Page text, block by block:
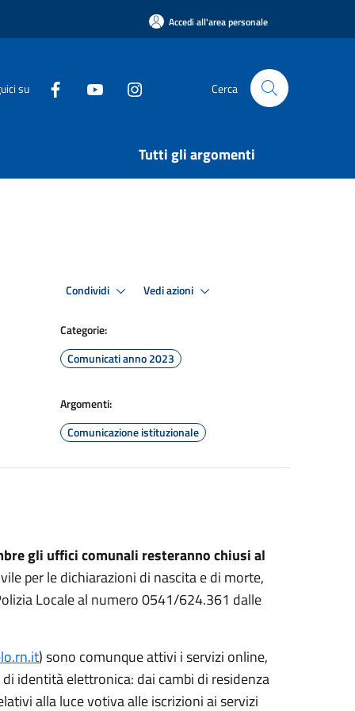
Accedi all'area personale
su Cerca
Tutti gli argomenti
Condividi Vedi azioni
Categorie:
Comunicati anno 2023
Argomenti:
Comunicazione istituzionale
gli uffici comunali resteranno chiusi al
per le dichiarazioni di nascita e di morte,
Locale al numero 0541/624.361 dalle
) sono comunque attivi i servizi online,
identità elettronica: dai cambi di residenza
alla luce votiva alle iscrizioni ai servizi